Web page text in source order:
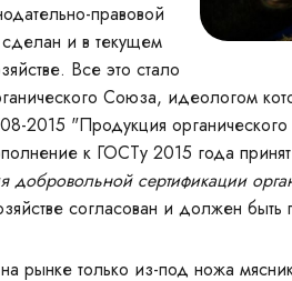
правовой
и в текущем
Все это стало
Союза, идеологом
2015 "Продукция
к ГОСТу 2015 года принят
сертификации
согласован и должен быть
только из-под ножа